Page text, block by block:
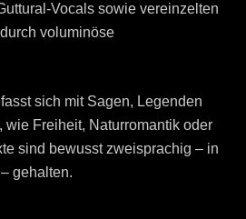
Vocals sowie vereinzelten
voluminöse
sich mit Sagen, Legenden
wie Freiheit, Naturromantik oder
sind bewusst zweisprachig – in
gehalten.